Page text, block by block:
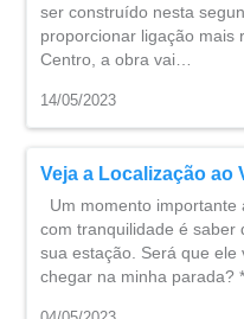
ser construído nesta
proporcionar ligação mais
Centro, a obra vai…
14/05/2023
Veja a Localização ao
Um momento importante
com tranquilidade é saber
sua estação. Será que
chegar na minha parada?